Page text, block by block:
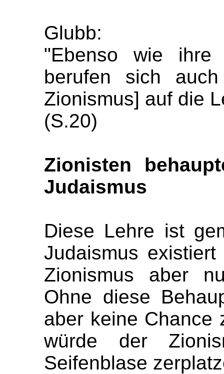
Glubb:
"Ebenso wie ihre
berufen sich
Zionismus] auf die
(S.20)
Zionisten
Judaismus
Diese Lehre ist
Judaismus
Zionismus aber
Ohne diese
aber keine Chance
würde der
Seifenblase